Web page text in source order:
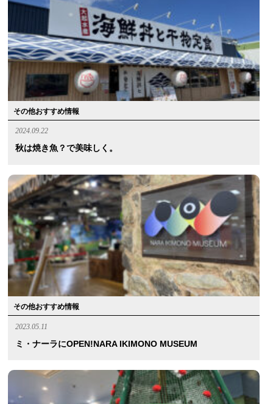
その他おすすめ情報
2024.09.22
秋は焼き魚？で美味しく。
その他おすすめ情報
2023.05.11
ミ・ナーラにOPEN!NARA IKIMONO MUSEUM